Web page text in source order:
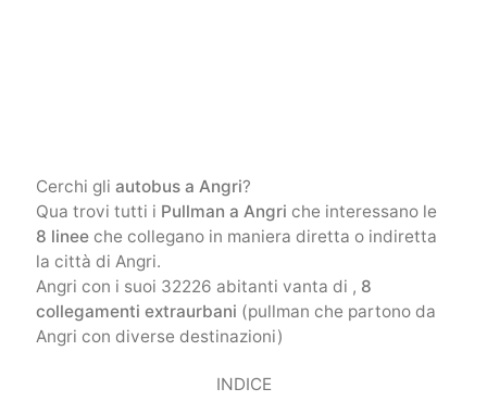
Cerchi gli autobus a Angri?
Qua trovi tutti i Pullman a Angri che interessano le
8 lineeche collegano in maniera diretta o indiretta
la città di Angri.
Angri con i suoi 32226 abitanti vanta di , 8
collegamenti extraurbani (pullman che partono da
Angri con diverse destinazioni)
INDICE